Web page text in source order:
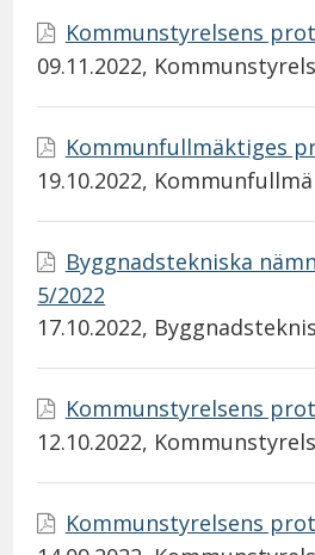
Kommunstyrelsens
09.11.2022,
Kommunfullmäktiges
19.10.2022,
Byggnadstekniska
5/2022
17.10.2022,
Kommunstyrelsens
12.10.2022,
Kommunstyrelsens